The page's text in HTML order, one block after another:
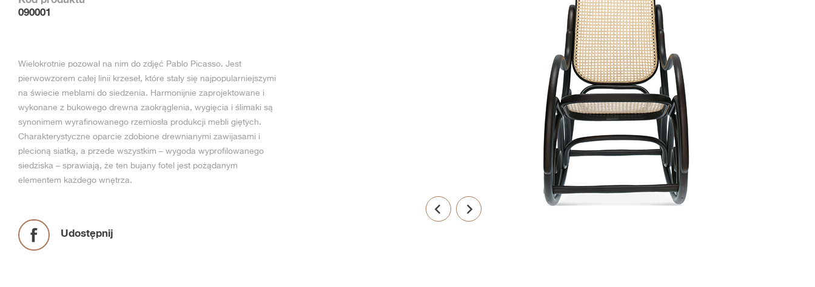
090001
Wielokrotnie pozował na nim do zdjęć Pablo Picasso. Jest
pierwowzorem całej linii krzeseł, które stały się najpopularniejszymi
na świecie meblami do siedzenia. Harmonijnie zaprojektowane i
wykonane z bukowego drewna zaokrąglenia, wygięcia i ślimaki są
synonimem wyrafinowanego rzemiosła produkcji mebli giętych.
Charakterystyczne oparcie zdobione drewnianymi zawijasami i
plecioną siatką, a przede wszystkim – wygoda wyprofilowanego
siedziska – sprawiają, że ten bujany fotel jest pożądanym
elementem każdego wnętrza.
Udostępnij